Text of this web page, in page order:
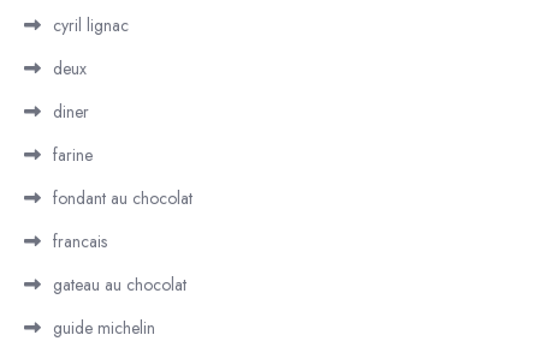
cyril lignac
deux
diner
farine
fondant au chocolat
francais
gateau au chocolat
guide michelin